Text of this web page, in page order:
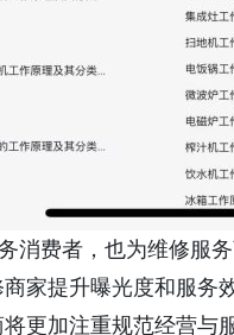
消费者，也为维修服
家提升曝光度和服务
更加注重规范经营与